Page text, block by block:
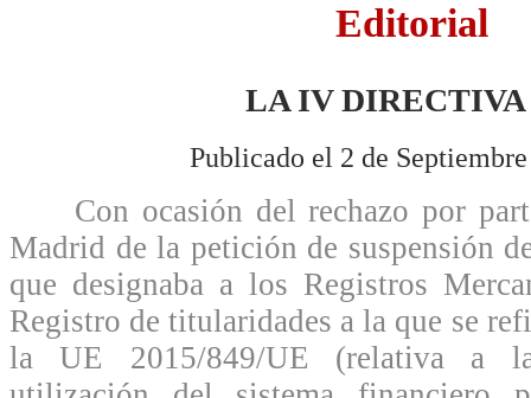
Editorial
LA IV DIRECTIVA
Publicado el 2 de
Con ocasión del rechazo por
Madrid de la petición de suspensión
que designaba a los Registros
Registro de titularidades a la que se
la UE 2015/849/UE (relativa a